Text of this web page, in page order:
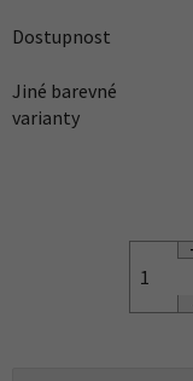
Dostupnost
Jiné barevné
varianty